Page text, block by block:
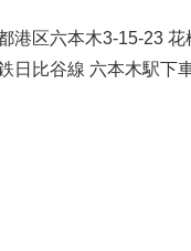
区六本木3-15-23 花
日比谷線 六本木駅下